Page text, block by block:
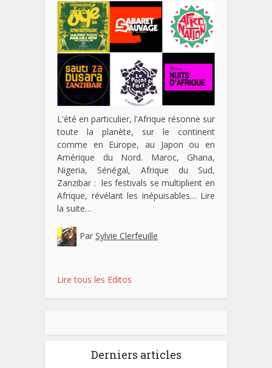
L'été en particulier, l'Afrique résonne sur
toute la planète, sur le continent
comme en Europe, au Japon ou en
Amérique du Nord. Maroc, Ghana,
Nigeria, Sénégal, Afrique du Sud,
Zanzibar : les festivals se multiplient en
Afrique, révélant les inépuisables… Lire
la suite…
Par Sylvie Clerfeuille
Lire tous les Editos
Derniers articles